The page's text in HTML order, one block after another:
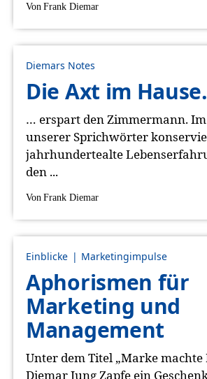
Von Frank Diemar
Diemars Notes
Die Axt im
… erspart den Zimmermann.
unserer Sprichwörter
jahrhundertealte
den ...
Von Frank Diemar
Einblicke Marketingimpulse
Aphorismen für
Marketing und
Management
Unter dem Titel „Marke machte
Diemar Jung Zapfe ein